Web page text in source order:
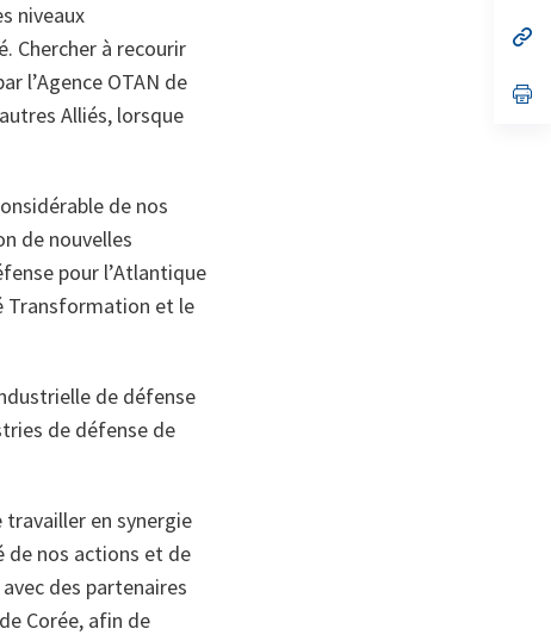
niveaux
Chercher à recourir
l’Agence OTAN de
Alliés, lorsque
de nos
de nouvelles
pour l’Atlantique
Transformation et le
de défense
de défense de
travailler en synergie
de nos actions et de
des partenaires
Corée, afin de